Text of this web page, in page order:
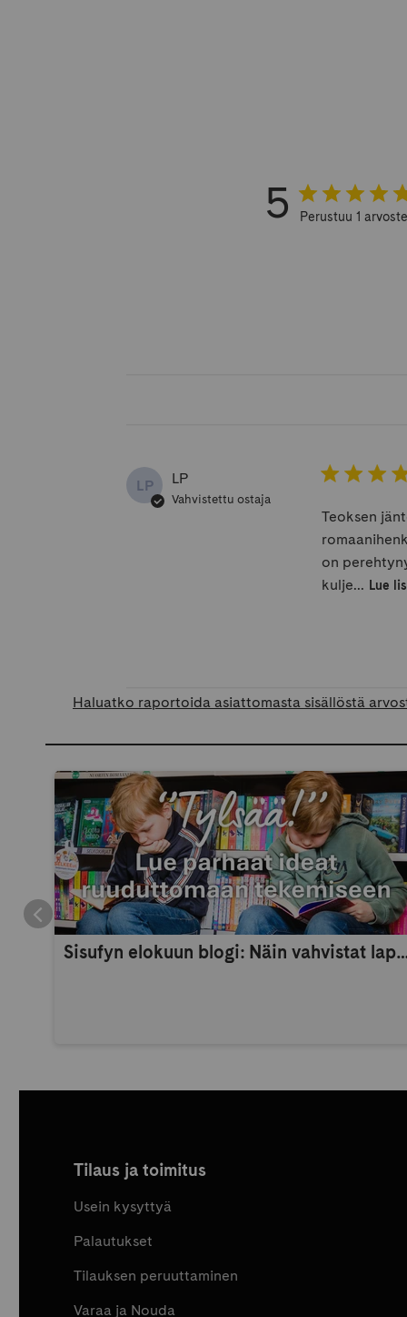
5 Perustuu 1
LP LP
Vahvistettu ostaja
Teoksen
on
kulje... Lue
Haluatko raportoida asiattomasta sisällöstä
Sisufyn elokuun blogi: Näin
Tilaus ja toimitus
Usein kysyttyä
Palautukset
Tilauksen peruuttaminen
Varaa ja Nouda